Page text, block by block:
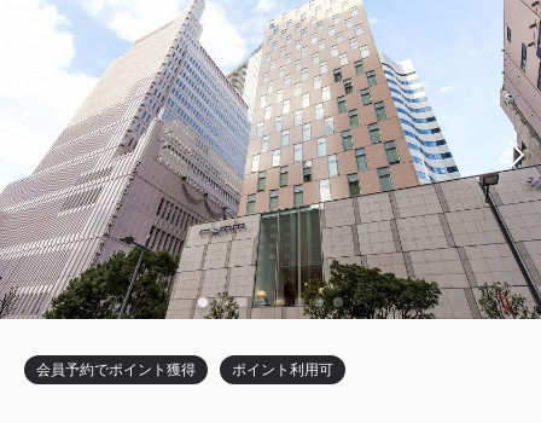
税・手数料込
会員価格 16,600円
大人 1名1室
税・手数料込
合計 19,530円
獲得ポイント 498~
禁煙 15.10m2 1~2名
セミダブル×1 Wi-Fiあり（無料）
残り5室 詳細
会員予約でポイント獲得 ポイント利用可